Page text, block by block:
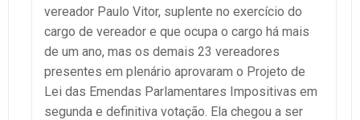
vereador Paulo Vitor, suplente no exercício do
cargo de vereador e que ocupa o cargo há mais
de um ano, mas os demais 23 vereadores
presentes em plenário aprovaram o Projeto de
Lei das Emendas Parlamentares Impositivas em
segunda e definitiva votação. Ela chegou a ser